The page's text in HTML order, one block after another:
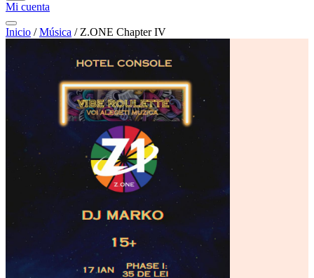
Mi cuenta
Inicio / Música / Z.ONE Chapter IV